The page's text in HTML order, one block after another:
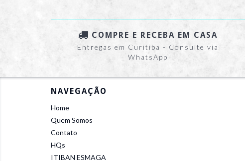
COMPRE E RECEBA EM CASA
Entregas em Curitiba - Consulte via
WhatsApp
NAVEGAÇÃO
Home
Quem Somos
Contato
HQs
ITIBAN ESMAGA